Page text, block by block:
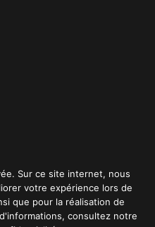
Sur ce site internet, nous
votre expérience lors de
que pour la réalisation de
consultez notre